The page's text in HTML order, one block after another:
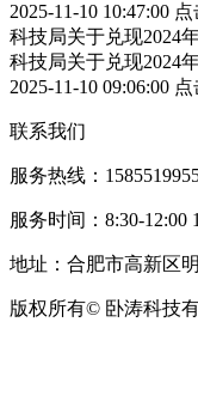
2025-11-10 10:47:00
科技局关于兑现2024
科技局关于兑现2024
2025-11-10 09:06:00
联系我们
服务热线：
服务时间：8:30-12:00
地址：合肥市高新区
版权所有© 卧涛科技